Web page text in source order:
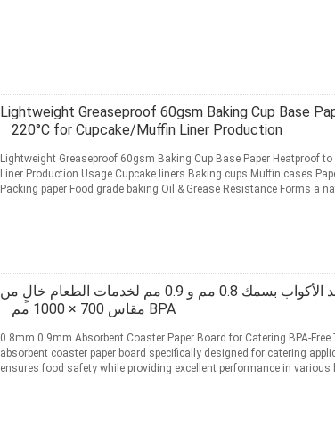
Lightweight Greaseproof 60gsm Baking Cup Base
220°C for Cupcake/Muffin Liner Production
Lightweight Greaseproof 60gsm Baking Cup Base Paper Heatproof
Liner Production Usage Cupcake liners Baking cups Muffin cases
Packing paper Food grade baking Oil & Grease Resistance Forms a
ورق مقوى ماص لقواعد الأكواب بسمك 0.8 مم و 0.9 مم لخدمات الطعام خالٍ من
BPA مقاس 700 × 1000 مم
0.8mm 0.9mm Absorbent Coaster Paper Board for Catering BPA-Free 700 x 1000mm High-quality
absorbent coaster paper board specifically designed for catering
ensures food safety while providing excellent performance in